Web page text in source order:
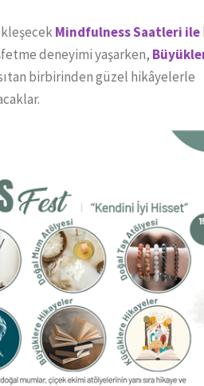
Mindfulness Saatleri ile
deneyimi yaşarken,
birbirinden güzel hikâyelerle